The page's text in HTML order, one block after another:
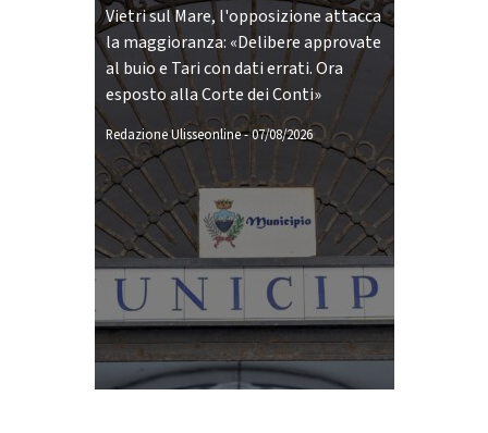
Vietri sul Mare, l'opposizione attacca
la maggioranza: «Delibere approvate
al buio e Tari con dati errati. Ora
esposto alla Corte dei Conti»
Redazione Ulisseonline-07/08/2026